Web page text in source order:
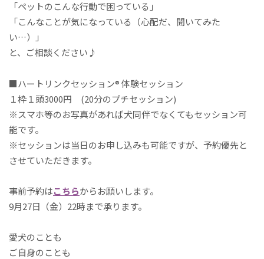
「ペットのこんな行動で困っている」
「こんなことが気になっている（心配だ、聞いてみた
い…）」
と、ご相談ください♪
■ハートリンクセッション® 体験セッション
１枠１頭3000円 (20分のプチセッション)
※スマホ等のお写真があれば犬同伴でなくてもセッション可
能です。
※セッションは当日のお申し込みも可能ですが、予約優先と
させていただきます。
事前予約はこちらからお願いします。
9月27日（金）22時まで承ります。
愛犬のことも
ご自身のことも